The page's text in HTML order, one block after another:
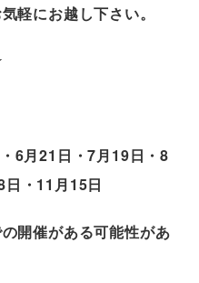
軽にお越し下さい。
6月21日・7月19日・8
・11月15日
開催がある可能性があ